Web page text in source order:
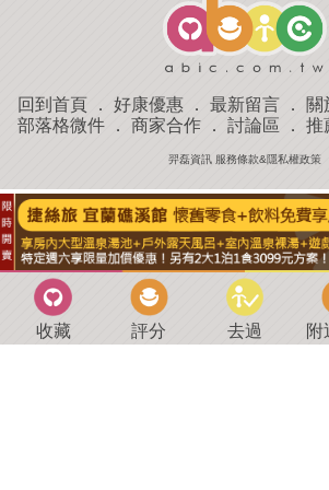
回到首頁 ． 好康優惠 ． 最新留言 ． 關
部落格微件． 商家合作． 討論區 ． 推
羿磊資訊 服務條款&隱私權政策
收藏 評分 去過 附